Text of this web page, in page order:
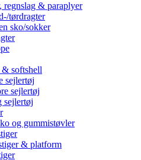
regnslag & paraplyer
tørdragter
sko/sokker
& softshell
sejlertøj
sejlertøj
sejlertøj
og gummistøvler
& platform